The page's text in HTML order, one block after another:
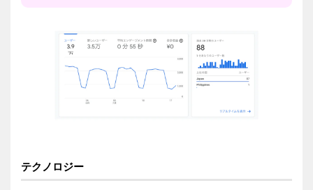
テクノロジー